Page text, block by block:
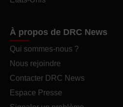
À propos de DRC News
Qui sommes-nous ?
Nous rejoindre
Contacter DRC News
Espace Presse